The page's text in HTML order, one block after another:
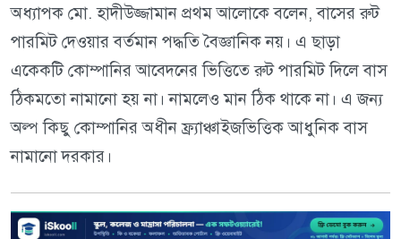
অধ্যাপক মো. হাদীউজ্জামান প্রথম আলোকে বলেন, বাসের রুট
পারমিট দেওয়ার বর্তমান পদ্ধতি বৈজ্ঞানিক নয়। এ ছাড়া
একেকটি কোম্পানির আবেদনের ভিত্তিতে রুট পারমিট দিলে বাস
ঠিকমতো নামানো হয় না। নামলেও মান ঠিক থাকে না। এ জন্য
অল্প কিছু কোম্পানির অধীন ফ্র্যাঞ্চাইজভিত্তিক আধুনিক বাস
নামানো দরকার।